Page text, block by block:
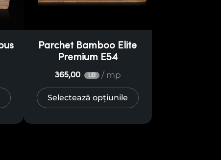
Parchet Bamboo Elite
Premium E54
365,00 LEI / mp
Selectează opțiunile